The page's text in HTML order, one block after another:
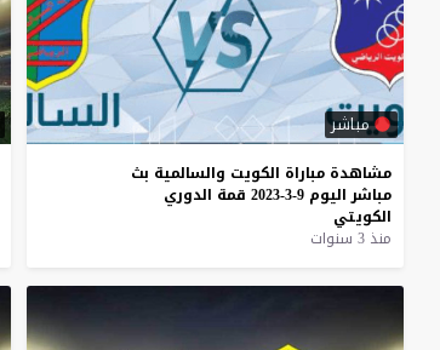
مباشر
مشاهدة مباراة الكويت والسالمية بث
مباشر اليوم 9-3-2023 قمة الدوري
الكويتي
منذ 3 سنوات